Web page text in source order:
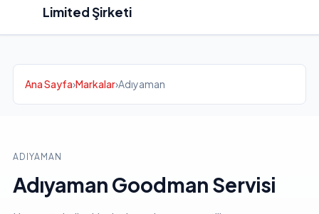
Limited Şirketi
Ana Sayfa›Markalar›Adıyaman
ADIYAMAN
Adıyaman Goodman Servisi